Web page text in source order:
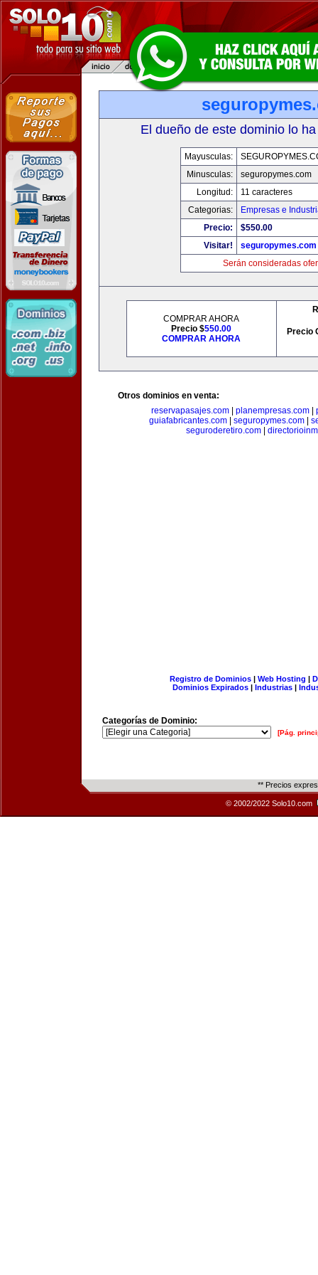
El dueño de este dominio lo
Mayusculas:
Minusculas:
seguropymes.com
Longitud:
11 caracteres
Categorias:
Empresas e
Precio:
$550.00
Visitar!
seguropymes.com
Serán consideradas
COMPRAR AHORA
Precio $550.00
COMPRAR AHORA
Precio
Otros dominios en venta:
reservapasajes.com
planempresas.com
guiafabricantes.com| seguropymes.com|
seguroderetiro.com|
Registro de Dominios| Web Hosting |
Dominios Expirados | Industrias |
Categorías de Dominio:
[Pág.
** Precios
© 2002/2022 Solo10.com